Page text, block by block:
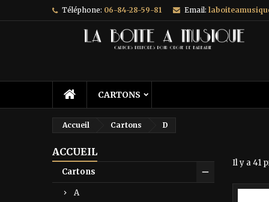
Téléphone: 06-84-28-59-81 Email:
CARTONS
Accueil Cartons D
ACCUEIL
Cartons
A
Il y a 41